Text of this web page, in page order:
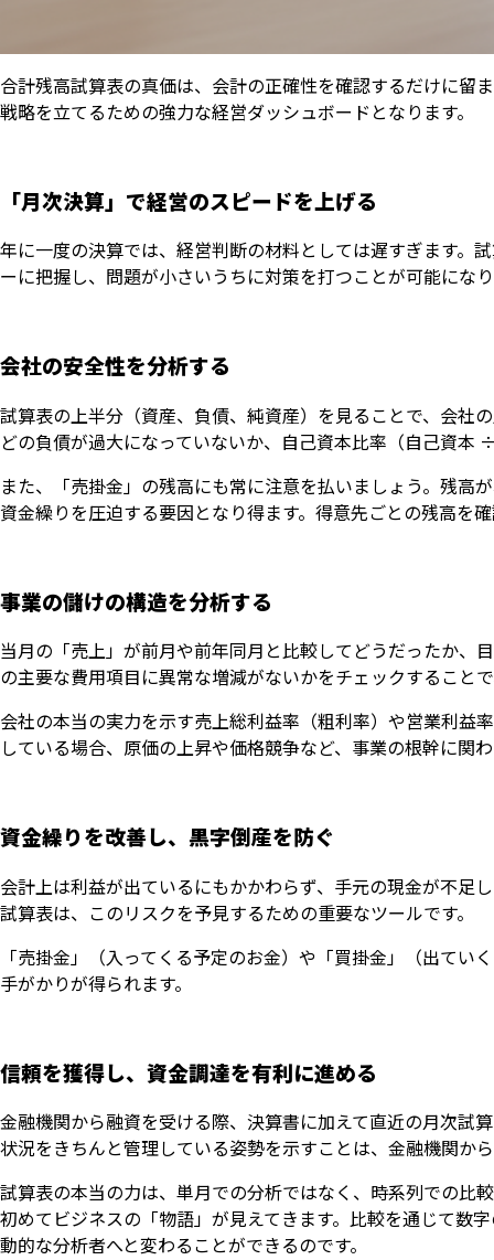
合計残高試算表の真価は、会計の正確性を確認するだけに留
戦略を立てるための強力な経営ダッシュボードとなります。
「月次決算」で経営のスピードを上げる
年に一度の決算では、経営判断の材料としては遅すぎます。
ーに把握し、問題が小さいうちに対策を打つことが可能にな
会社の安全性を分析する
試算表の上半分（資産、負債、純資産）を見ることで、会社
どの負債が過大になっていないか、自己資本比率（自己資
また、「売掛金」の残高にも常に注意を払いましょう。残高
資金繰りを圧迫する要因となり得ます。得意先ごとの残高を
事業の儲けの構造を分析する
当月の「売上」が前月や前年同月と比較してどうだったか、
の主要な費用項目に異常な増減がないかをチェックすること
会社の本当の実力を示す売上総利益率（粗利率）や営業利益
している場合、原価の上昇や価格競争など、事業の根幹に関
資金繰りを改善し、黒字倒産を防ぐ
会計上は利益が出ているにもかかわらず、手元の現金が不足
試算表は、このリスクを予見するための重要なツールです。
「売掛金」（入ってくる予定のお金）や「買掛金」（出て
手がかりが得られます。
信頼を獲得し、資金調達を有利に進める
金融機関から融資を受ける際、決算書に加えて直近の月次試
状況をきちんと管理している姿勢を示すことは、金融機関か
試算表の本当の力は、単月での分析ではなく、時系列での比
初めてビジネスの「物語」が見えてきます。比較を通じて数
動的な分析者へと変わることができるのです。